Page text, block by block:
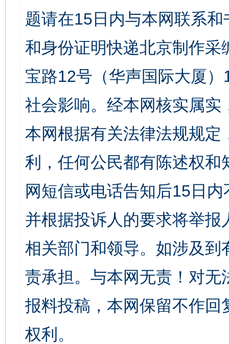
题请在15日内与本网联系
和身份证明快递北京制作
宝路12号（华声国际大厦
社会影响。经本网核实属
本网根据有关法律法规规
利，任何公民都有陈述权
网短信或电话告知后15日
并根据投诉人的要求将举
相关部门和领导。如涉及
责承担。与本网无责！对
报料投稿，本网保留不作
权利。